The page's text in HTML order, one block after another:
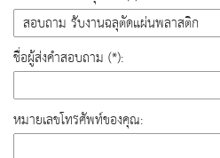
ชื่อผู้ส่งคำสอบถาม (*):
หมายเลขโทรศัพท์ของคุณ: